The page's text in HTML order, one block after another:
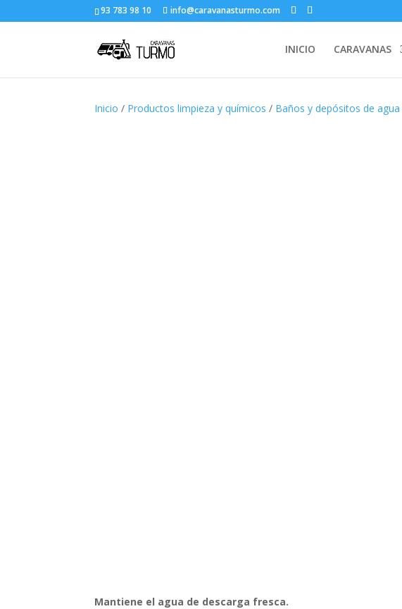
93 783 98 10 info@caravanasturmo.com
INICIO CARAVANAS
Inicio / Productos limpieza y químicos / Baños y depósitos de agua
Mantiene el agua de descarga fresca.